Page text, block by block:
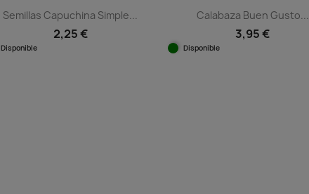
Semillas Capuchina Simple...
2,25 €
Disponible
Calabaza Buen Gusto...
3,95 €
Disponible